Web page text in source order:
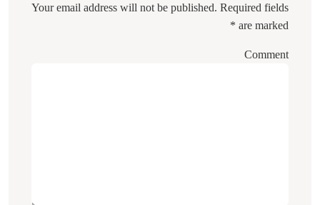
Your email address will not be published. Required fields
are marked
*
Comment